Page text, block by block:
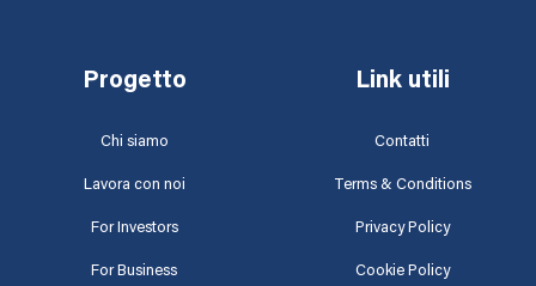
Progetto Link utili
Chi siamo Contatti
Lavora con noi Terms & Conditions
For Investors Privacy Policy
For Business Cookie Policy